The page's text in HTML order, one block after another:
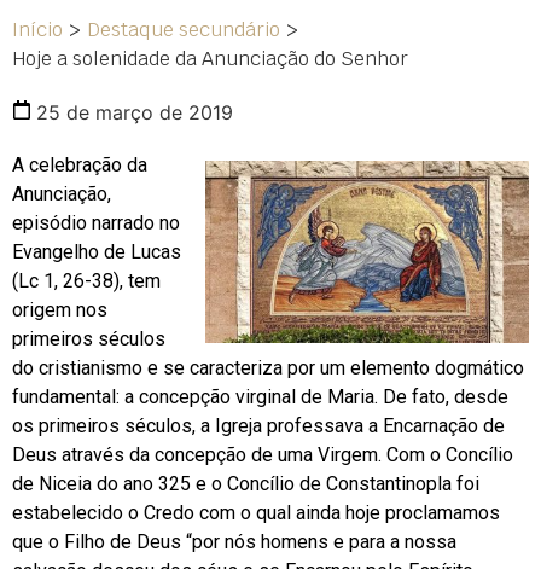
Início > Destaque secundário >
Hoje a solenidade da Anunciação do Senhor
25 de março de 2019
A celebração da
Anunciação,
episódio narrado no
Evangelho de Lucas
(Lc 1, 26-38), tem
origem nos
primeiros séculos
do cristianismo e se caracteriza por um elemento dogmático
fundamental: a concepção virginal de Maria. De fato, desde
os primeiros séculos, a Igreja professava a Encarnação de
Deus através da concepção de uma Virgem. Com o Concílio
de Niceia do ano 325 e o Concílio de Constantinopla foi
estabelecido o Credo com o qual ainda hoje proclamamos
que o Filho de Deus “por nós homens e para a nossa